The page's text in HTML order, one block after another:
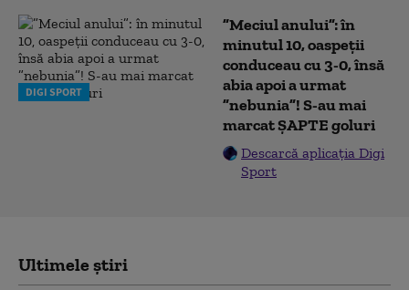
DIGI SPORT
”Meciul anului”: în
minutul 10, oaspeții
conduceau cu 3-0, însă
abia apoi a urmat
”nebunia”! S-au mai
marcat ȘAPTE goluri
Descarcă aplicația Digi
Sport
Ultimele știri